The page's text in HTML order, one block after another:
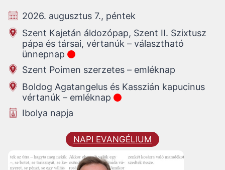
2026. augusztus 7., péntek
Szent Kajetán áldozópap, Szent II. Szixtusz
pápa és társai, vértanúk – választható
ünnepnap
Szent Poimen szerzetes – emléknap
Boldog Agatangelus és Kasszián kapucinus
vértanúk – emléknap
Ibolya napja
NAPI EVANGÉLIUM